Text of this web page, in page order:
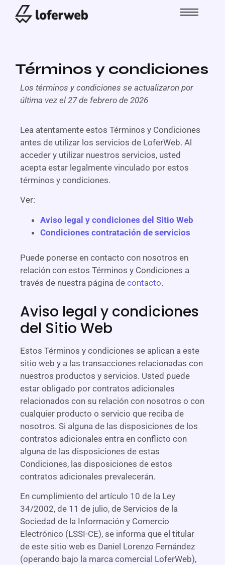
Términos y condiciones
Los términos y condiciones se actualizaron por
última vez el 27 de febrero de 2026
Lea atentamente estos Términos y Condiciones
antes de utilizar los servicios de LoferWeb. Al
acceder y utilizar nuestros servicios, usted
acepta estar legalmente vinculado por estos
términos y condiciones.
Ver:
Aviso legal y condiciones del Sitio Web
Condiciones contratación de servicios
Puede ponerse en contacto con nosotros en
relación con estos Términos y Condiciones a
través de nuestra página de contacto.
Aviso legal y condiciones
del Sitio Web
Estos Términos y condiciones se aplican a este
sitio web y a las transacciones relacionadas con
nuestros productos y servicios. Usted puede
estar obligado por contratos adicionales
relacionados con su relación con nosotros o con
cualquier producto o servicio que reciba de
nosotros. Si alguna de las disposiciones de los
contratos adicionales entra en conflicto con
alguna de las disposiciones de estas
Condiciones, las disposiciones de estos
contratos adicionales prevalecerán.
En cumplimiento del artículo 10 de la Ley
34/2002, de 11 de julio, de Servicios de la
Sociedad de la Información y Comercio
Electrónico (LSSI-CE), se informa que el titular
de este sitio web es Daniel Lorenzo Fernández
(operando bajo la marca comercial LoferWeb),